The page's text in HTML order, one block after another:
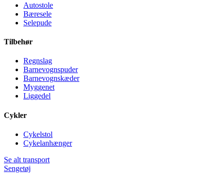
Autostole
Bæresele
Selepude
Tilbehør
Regnslag
Barnevognspuder
Barnevognskæder
Myggenet
Liggedel
Cykler
Cykelstol
Cykelanhænger
Se alt transport
Sengetøj